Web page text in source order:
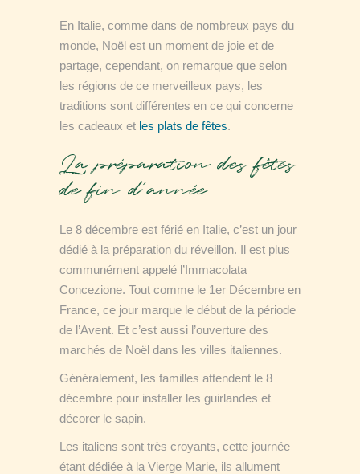
En Italie, comme dans de nombreux pays du
monde, Noël est un moment de joie et de
partage, cependant, on remarque que selon
les régions de ce merveilleux pays, les
traditions sont différentes en ce qui concerne
les cadeaux et les plats de fêtes.
La préparation des fêtes
de fin d’année
Le 8 décembre est férié en Italie, c’est un jour
dédié à la préparation du réveillon. Il est plus
communément appelé l’Immacolata
Concezione. Tout comme le 1er Décembre en
France, ce jour marque le début de la période
de l’Avent. Et c’est aussi l’ouverture des
marchés de Noël dans les villes italiennes.
Généralement, les familles attendent le 8
décembre pour installer les guirlandes et
décorer le sapin.
Les italiens sont très croyants, cette journée
étant dédiée à la Vierge Marie, ils allument